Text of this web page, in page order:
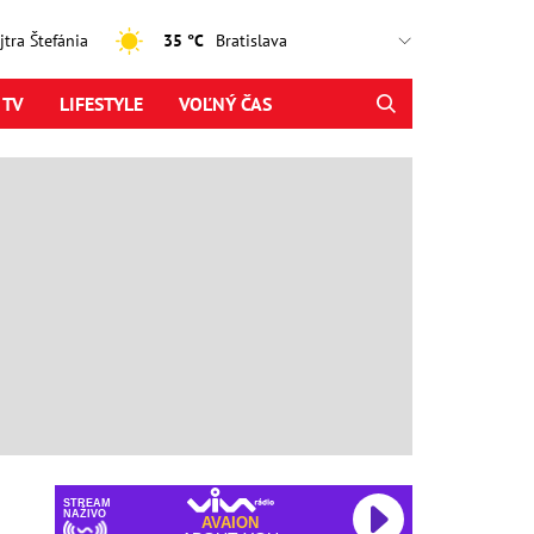
Štefánia 35 °C
LIFESTYLE VOĽNÝ ČAS
STREAM
NAŽIVO
AVAION